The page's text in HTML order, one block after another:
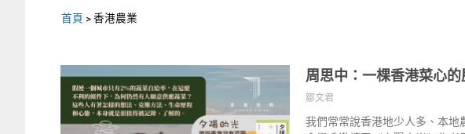
首頁 >香港農業
周思中：一棵香港菜心
鄒文君
我們常常說香港地少人多、本